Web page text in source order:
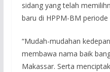
sidang yang telah
baru di HPPM-BM periode
“Mudah-mudahan
membawa nama baik
Makassar. Serta